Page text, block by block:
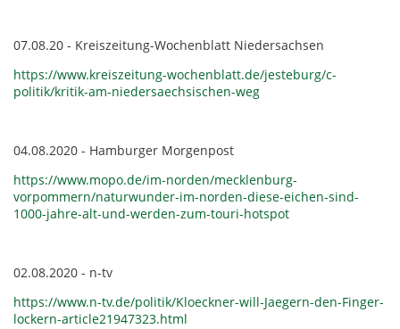
07.08.20 - Kreiszeitung-Wochenblatt Niedersachsen
https://www.kreiszeitung-wochenblatt.de/jesteburg/c-
politik/kritik-am-niedersaechsischen-weg
04.08.2020 - Hamburger Morgenpost
https://www.mopo.de/im-norden/mecklenburg-
vorpommern/naturwunder-im-norden-diese-eichen-sind-
1000-jahre-alt-und-werden-zum-touri-hotspot
02.08.2020 - n-tv
https://www.n-tv.de/politik/Kloeckner-will-Jaegern-den-Finger-
lockern-article21947323.html